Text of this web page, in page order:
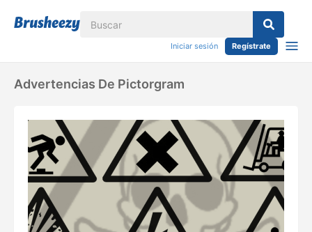
Iniciar sesión Regístrate
Advertencias De Pictorgram